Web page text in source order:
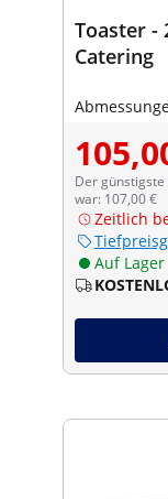
Toaster -
Catering
Der günstigste
war: 107,00 €
Zeitlich
Auf Lager